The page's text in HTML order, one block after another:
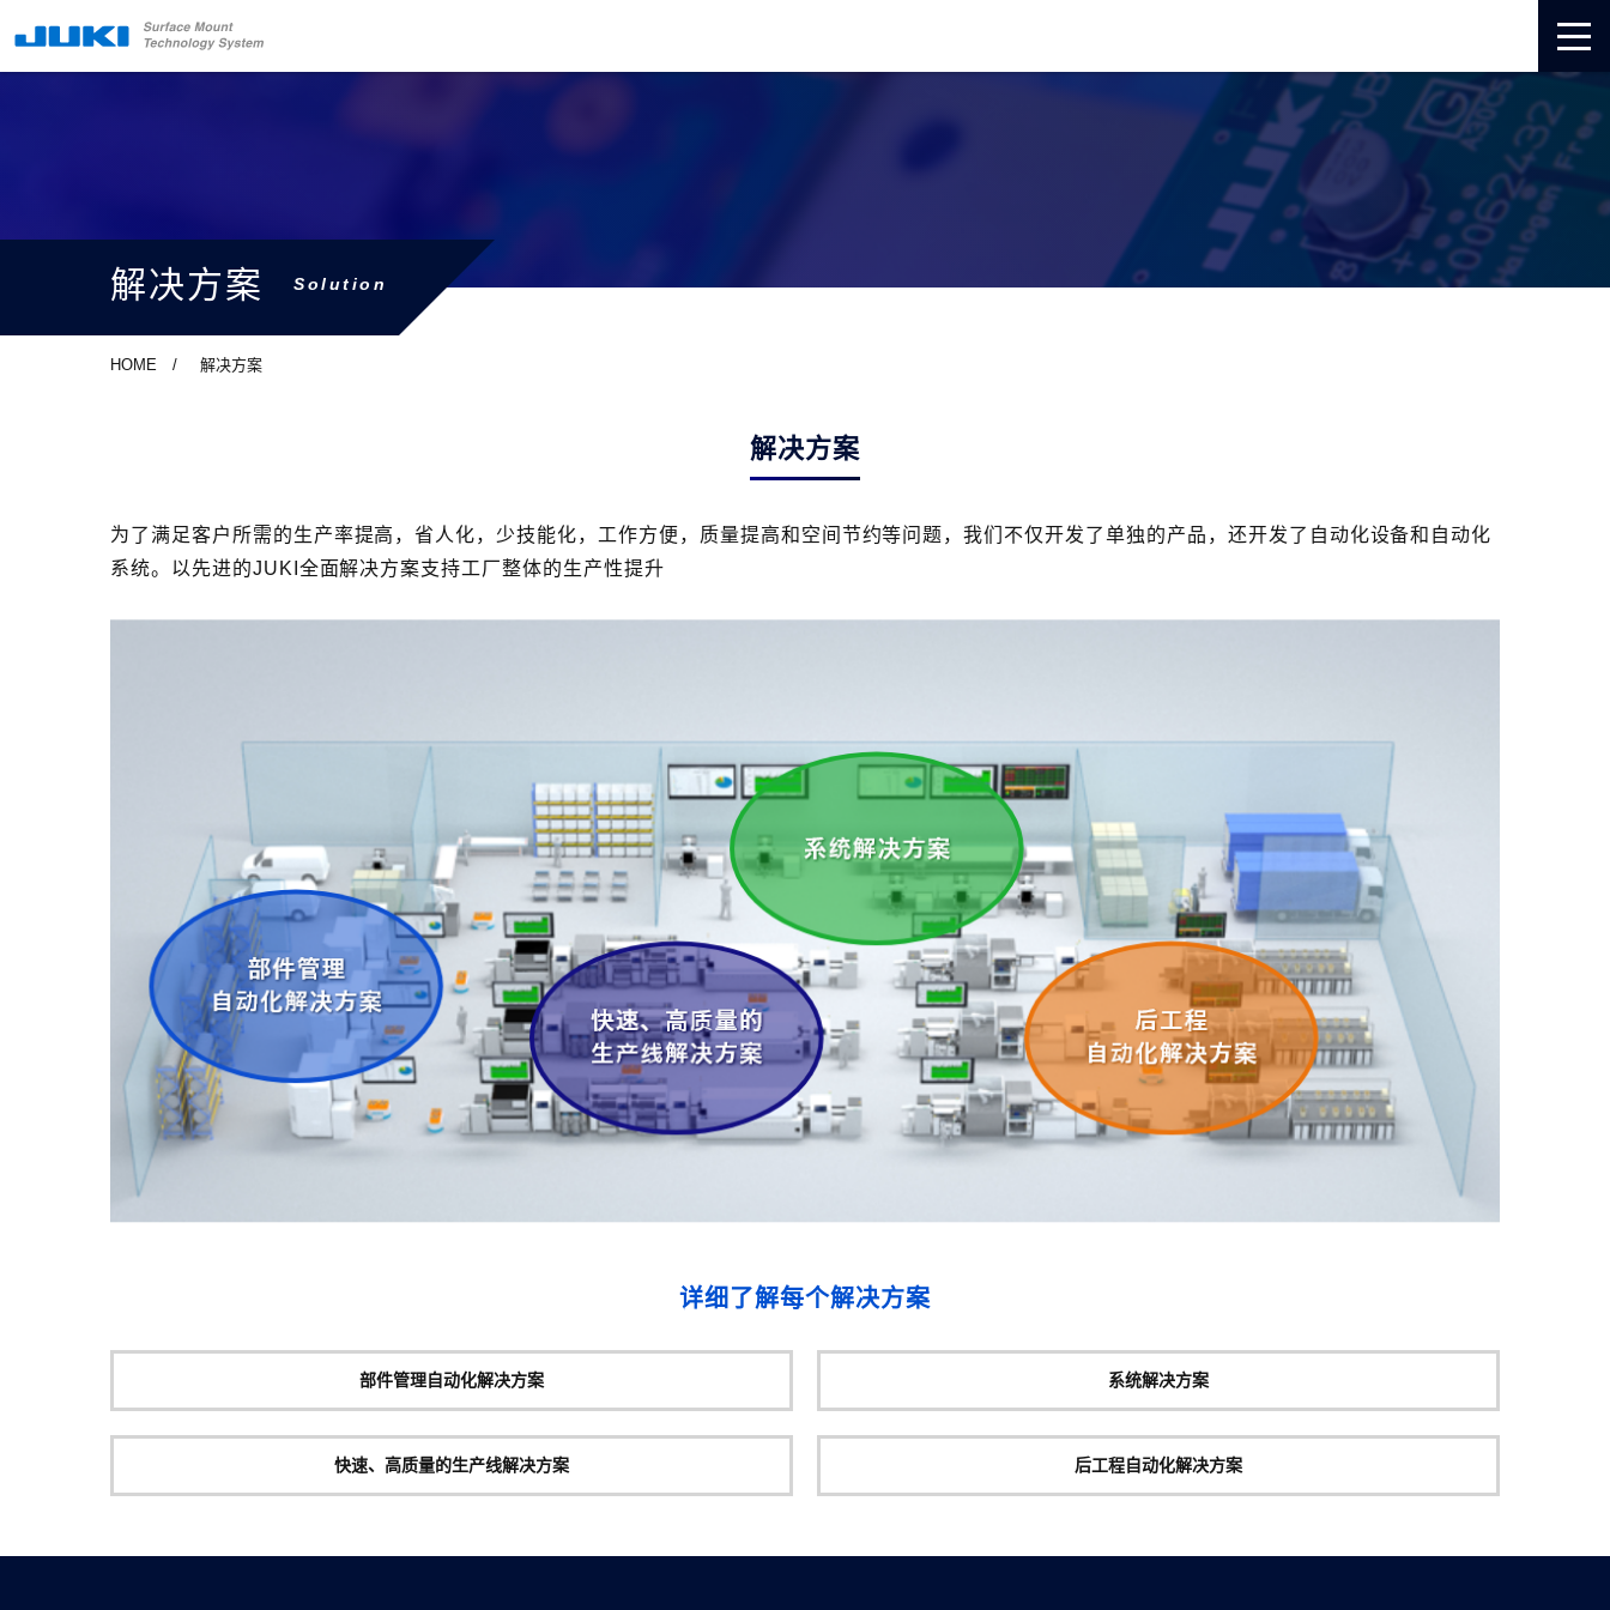
解决方案 Solution
HOME 解决方案
解决方案
为了满足客户所需的生产率提高，省人化，少技能化，工作方便，质量提高和空间节约等问题，我们不仅开发了单独的产品，还开发了自动化设备和自动化
系统。以先进的JUKI全面解决方案支持工厂整体的生产性提升
详细了解每个解决方案
部件管理自动化解决方案 系统解决方案
快速、高质量的生产线解决方案 后工程自动化解决方案